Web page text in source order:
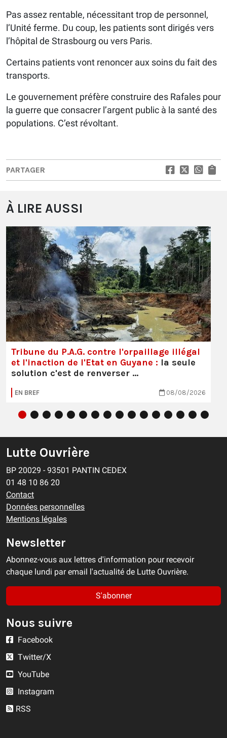
Pas assez rentable, nécessitant trop de personnel,
l’Unité ferme. Du coup, les patients sont dirigés vers
l’hôpital de Strasbourg ou vers Paris.
Certains patients vont renoncer aux soins du fait des
transports.
Le gouvernement préfère construire des Rafales pour
la guerre que consacrer l’argent public à la santé des
populations. C’est révoltant.
PARTAGER
À LIRE AUSSI
Tribune du P.A.G. contre l'orpaillage illégal
et l'inaction de l'Etat en Guyane : la seule
solution c'est de renverser …
EN BREF 08/08/2026
Lutte Ouvrière
BP 20029 - 93501 PANTIN CEDEX
01 48 10 86 20
Contact
Données personnelles
Mentions légales
Newsletter
Abonnez-vous aux lettres d'information pour recevoir
chaque lundi par email l'actualité de Lutte Ouvrière.
S'abonner
Nous suivre
Facebook
Twitter/X
YouTube
Instagram
RSS